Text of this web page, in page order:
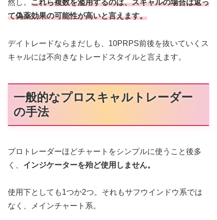
然し。 これら複数を濫用するのは、スキャルの場合は返っ
て偽薬効果の可能性が高いと言えます。
デイトレードならまだしも、10PRPS前後を抜いていくス
キャルには不向きなトレードスタイルと言えます。
一般的なプロスキャルトレーダー
の手法
プロトレーダーほどチャートをシンプルに使うこと後多
く、 インジケーターを殆ど使用しません。
使用下としても1つか2つ。それもサフウインドウ系では
なく、メインチャート系。